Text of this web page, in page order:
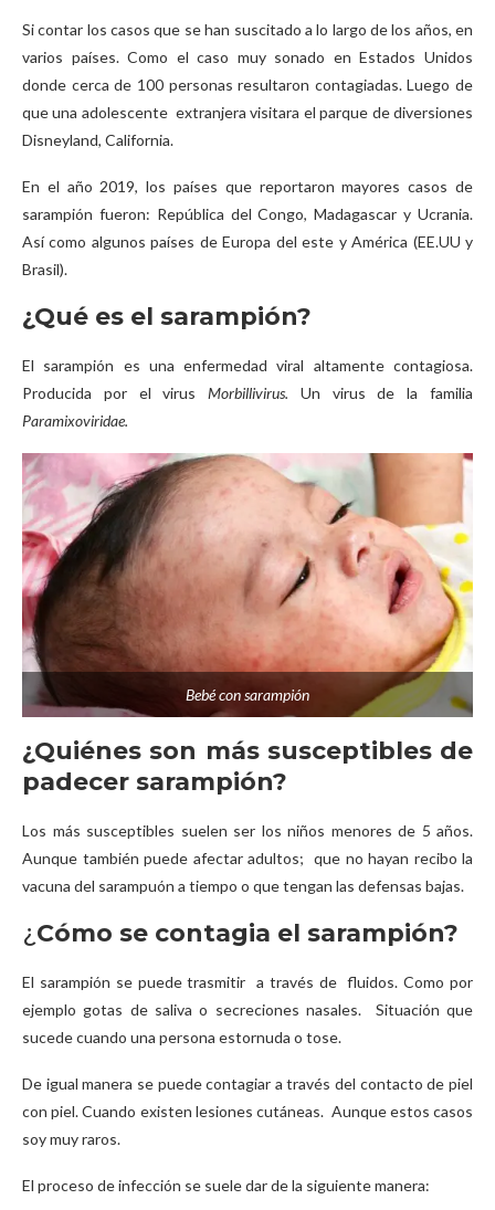
Si contar los casos que se han suscitado a lo largo de los años, en
varios países. Como el caso muy sonado en Estados Unidos
donde cerca de 100 personas resultaron contagiadas. Luego de
que una adolescente extranjera visitara el parque de diversiones
Disneyland, California.
En el año 2019, los países que reportaron mayores casos de
sarampión fueron: República del Congo, Madagascar y Ucrania.
Así como algunos países de Europa del este y América (EE.UU y
Brasil).
¿Qué es el sarampión?
El sarampión es una enfermedad viral altamente contagiosa.
Producida por el virusMorbillivirus. Un virus de la familia
Paramixoviridae.
Bebé con sarampión
¿Quiénes son más susceptibles de
padecer sarampión?
Los más susceptibles suelen ser los niños menores de 5 años.
Aunque también puede afectar adultos; que no hayan recibo la
vacuna del sarampuón a tiempo o que tengan las defensas bajas.
¿ Cómo se contagia el sarampión?
El sarampión se puede trasmitir a través de fluidos. Como por
ejemplo gotas de saliva o secreciones nasales. Situación que
sucede cuando una persona estornuda o tose.
De igual manera se puede contagiar a través del contacto de piel
con piel. Cuando existen lesiones cutáneas. Aunque estos casos
soy muy raros.
El proceso de infección se suele dar de la siguiente manera: